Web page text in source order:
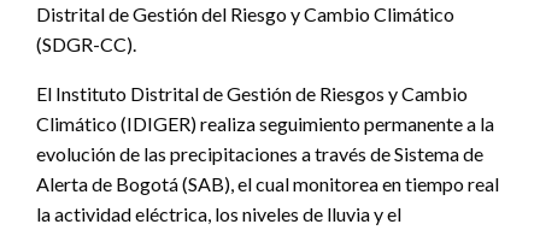
Distrital de Gestión del Riesgo y Cambio Climático
(SDGR-CC).
El Instituto Distrital de Gestión de Riesgos y Cambio
Climático (IDIGER) realiza seguimiento permanente a la
evolución de las precipitaciones a través de Sistema de
Alerta de Bogotá (SAB), el cual monitorea en tiempo real
la actividad eléctrica, los niveles de lluvia y el